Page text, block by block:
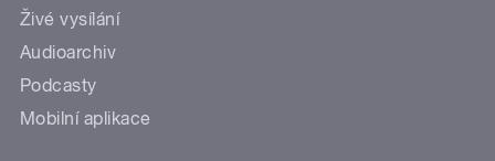
Živé vysílání
Audioarchiv
Podcasty
Mobilní aplikace